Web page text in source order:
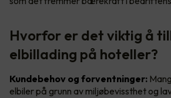
Hvorfor er det viktig å
elbillading på hoteller?
Kundebehov og forventninger:
elbiler på grunn av miljøbevissthet og